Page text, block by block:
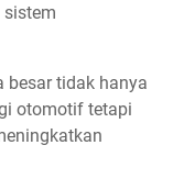
besar tidak hanya
otomotif tetapi